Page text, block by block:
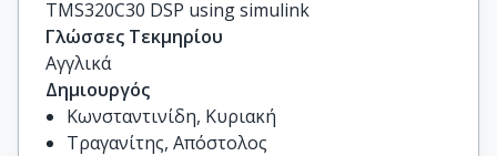
TMS320C30 DSP using simulink
Γλώσσες Τεκμηρίου
Αγγλικά
Δημιουργός
Κωνσταντινίδη, Κυριακή
Τραγανίτης, Απόστολος